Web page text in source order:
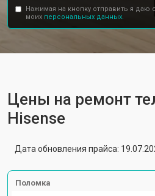
Нажимая на кнопку отправить я даю
моих персональных данных.
Цены на ремонт
Hisense
Дата обновления прайса:
Поломка